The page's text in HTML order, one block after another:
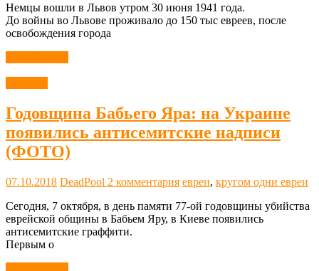
Немцы вошли в Львов утром 30 июня 1941 года.
До войны во Львове проживало до 150 тыс евреев, после
освобождения города
Годовщина Бабьего Яра: на Украине
появились антисемитские надписи
(ФОТО)
07.10.2018 DeadPool 2 комментария евреи, кругом одни евреи
Сегодня, 7 октября, в день памяти 77-ой годовщины убийства
еврейской общины в Бабьем Яру, в Киеве появились
антисемитские граффити.
Первым о